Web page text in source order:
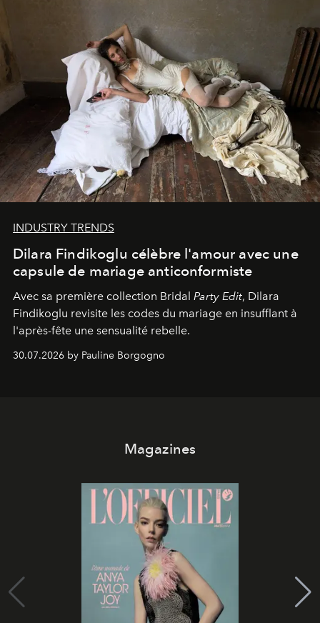
INDUSTRY TRENDS
Dilara Findikoglu célèbre l'amour avec une
capsule de mariage anticonformiste
Avec sa première collection Bridal Party Edit, Dilara
Findikoglu revisite les codes du mariage en insufflant à
l'après-fête une sensualité rebelle.
30.07.2026 by Pauline Borgogno
Magazines